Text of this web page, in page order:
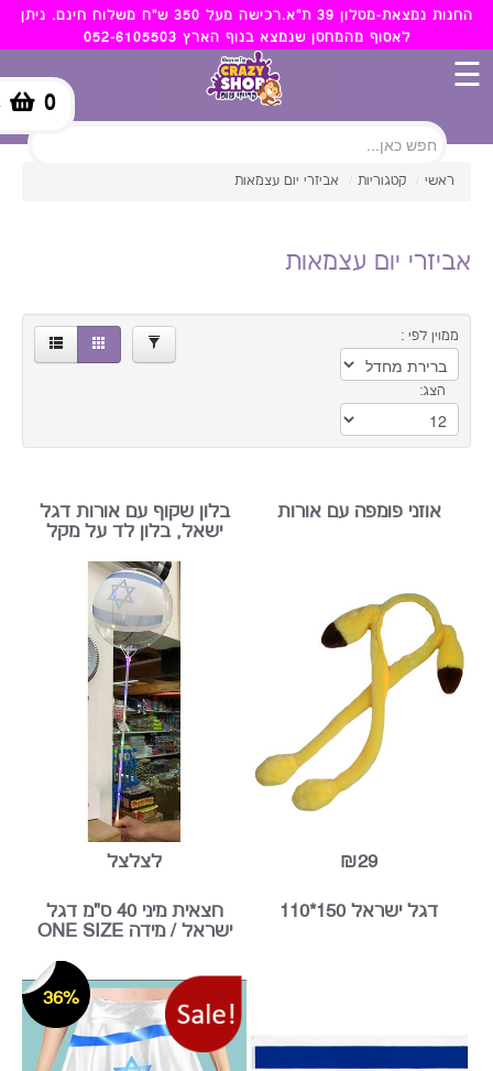
החנות נמצאת-מטלון 39 ת"א.רכישה מעל 350 ש"ח משלוח חינם. ניתן
לאסוף מהמחסן שנמצא בנוף הארץ 052-6105503
0
☰
ראשי / קטגוריות / אביזרי יום עצמאות
אביזרי יום עצמאות
ממוין לפי :
הצג:
בלון שקוף עם אורות דגל
ישאל, בלון לד על מקל
חצאית מיני 40 ס"מ דגל
ישראל / מידה ONE SIZE
×